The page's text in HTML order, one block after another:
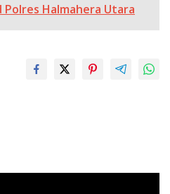
Polres Halmahera Utara